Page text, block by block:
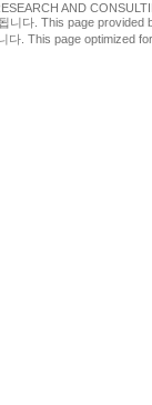
AND
니다. This page provided
다. This page optimized